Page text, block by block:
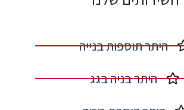
היתר תוספות בנייה​
היתר בניה בגג​